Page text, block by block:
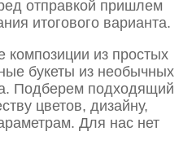
отправкой пришлем
итогового варианта.
композиции из простых
букеты из необычных
Подберем подходящий
цветов, дизайну,
Для нас нет